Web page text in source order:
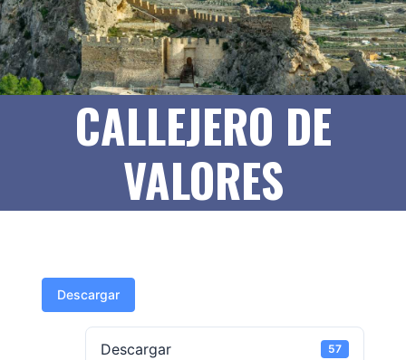
CALLEJERO DE
VALORES
Descargar
Descargar 57